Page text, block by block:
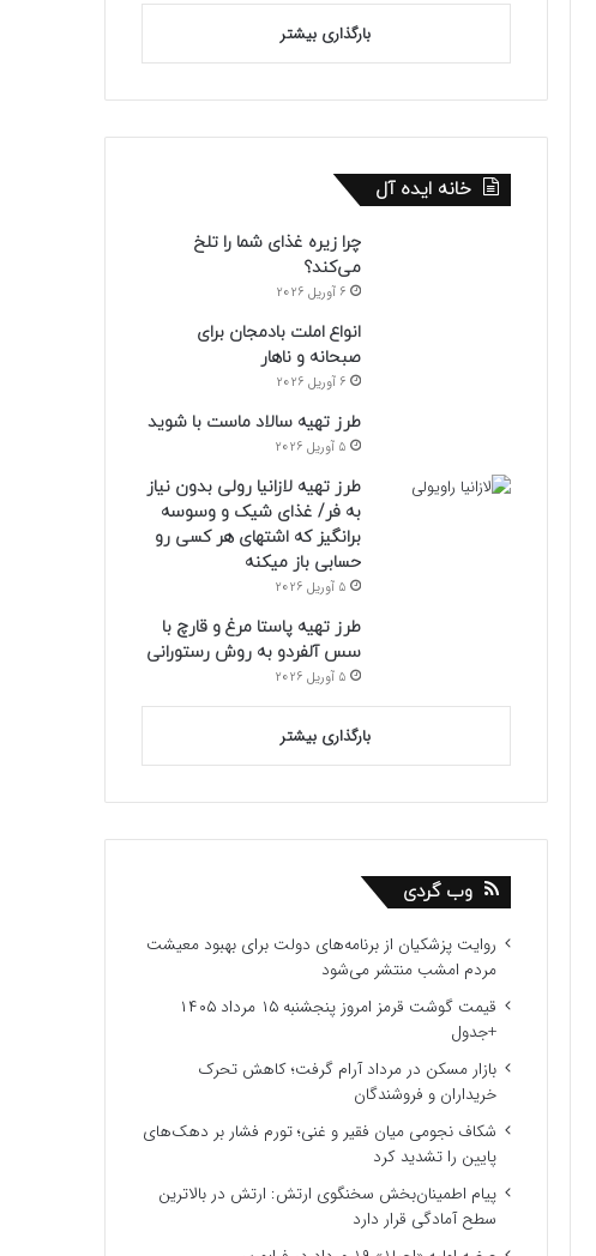
بارگذاری بیشتر
خانه ایده آل
چرا زیره غذای شما را تلخ
می‌کند؟
6 آوریل 2026
انواع املت بادمجان برای
صبحانه و ناهار
6 آوریل 2026
طرز تهیه سالاد ماست با شوید
5 آوریل 2026
طرز تهیه لازانیا رولی بدون نیاز
به فر/ غذای شیک و وسوسه
برانگیز که اشتهای هر کسی رو
حسابی باز میکنه
5 آوریل 2026
طرز تهیه پاستا مرغ و قارچ با
سس آلفردو به روش رستورانی
5 آوریل 2026
بارگذاری بیشتر
وب گردی
روایت پزشکیان از برنامه‌های دولت برای بهبود معیشت
مردم امشب منتشر می‌شود
قیمت گوشت قرمز امروز پنجشنبه ۱۵ مرداد ۱۴۰۵
+جدول
بازار مسکن در مرداد آرام گرفت؛ کاهش تحرک
خریداران و فروشندگان
شکاف نجومی میان فقیر و غنی؛ تورم فشار بر دهک‌های
پایین را تشدید کرد
پیام اطمینان‌بخش سخنگوی ارتش: ارتش در بالاترین
سطح آمادگی قرار دارد